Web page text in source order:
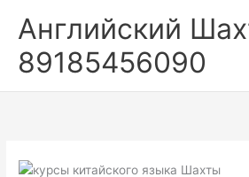
Английский
89185456090